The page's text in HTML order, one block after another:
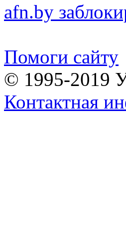
afn.by
Помоги сайту
© 1995-2019
Контактная